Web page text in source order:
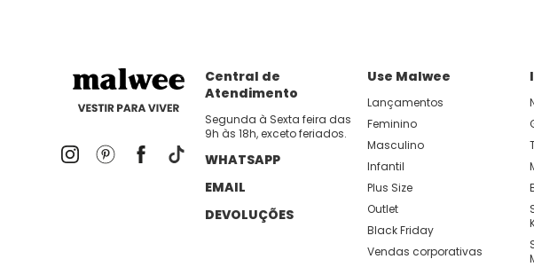
Central de
Atendimento
Segunda à Sexta feira das
9h às 18h, exceto feriados.
WHATSAPP
EMAIL
DEVOLUÇÕES
Use Malwee
Lançamentos
Feminino
Masculino
Infantil
Plus Size
Outlet
Black Friday
Vendas corporativas